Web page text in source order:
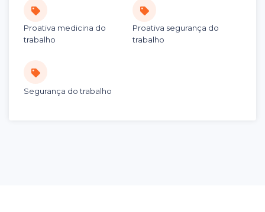
Proativa medicina do
trabalho
Proativa segurança do
trabalho
Segurança do trabalho